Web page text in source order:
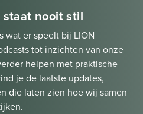
staat nooit stil
wat er speelt bij LION
tot inzichten van onze
helpen met praktische
je de laatste updates,
die laten zien hoe wij samen